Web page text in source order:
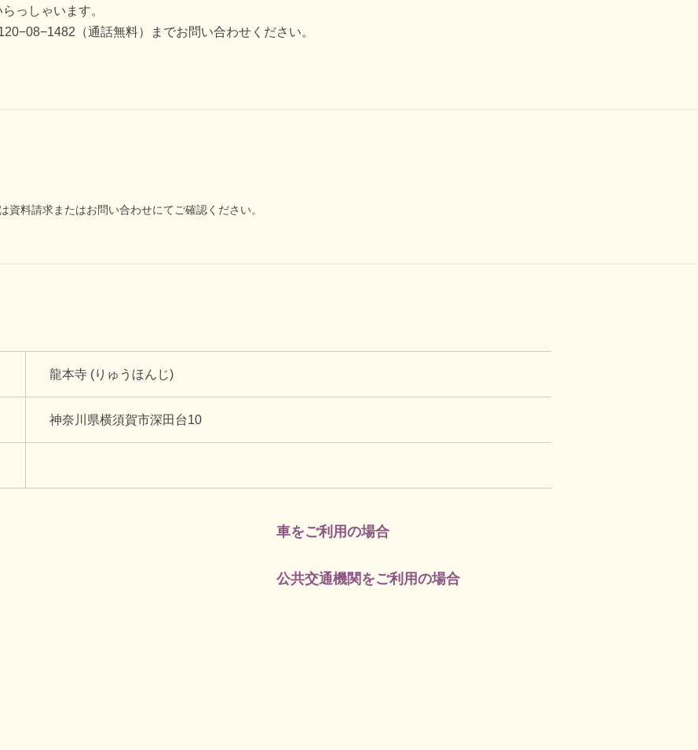
っしゃいます。
（通話無料）までお問い合わせください。
料請求またはお問い合わせにてご確認ください。
龍本寺 (りゅうほんじ)
神奈川県横須賀市深田台10
車をご利用の場合
公共交通機関をご利用の場合